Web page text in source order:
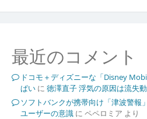
最近のコメント
ドコモ＋ディズニーな「Disney
ぱいに 徳澤直子 浮気の原因は流失
ソフトバンクが携帯向け「津波警報
ユーザーの意識に ペペロミア より